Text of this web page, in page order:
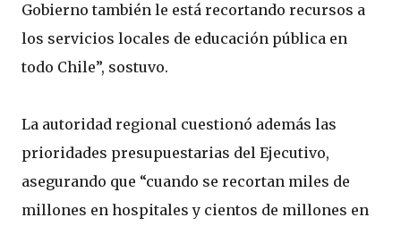
Gobierno también le está recortando recursos a
los servicios locales de educación pública en
todo Chile”, sostuvo.
La autoridad regional cuestionó además las
prioridades presupuestarias del Ejecutivo,
asegurando que “cuando se recortan miles de
millones en hospitales y cientos de millones en